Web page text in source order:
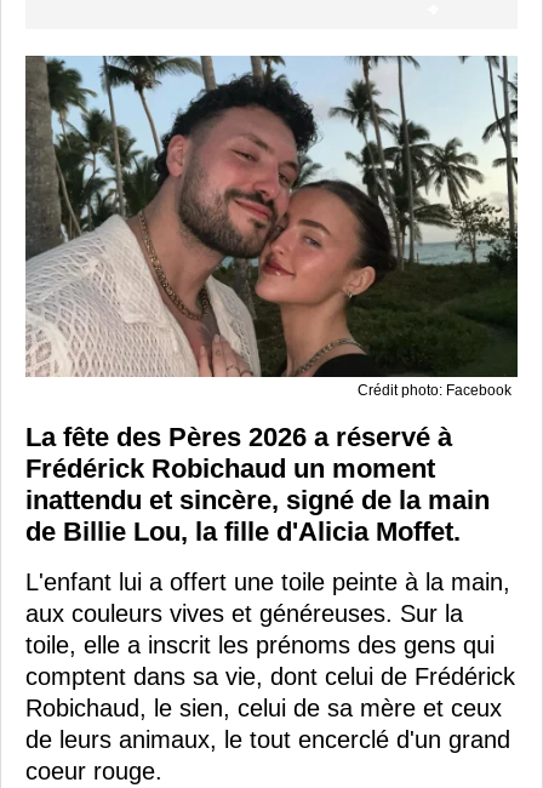
Crédit photo: Facebook
La fête des Pères 2026 a réservé à
Frédérick Robichaud un moment
inattendu et sincère, signé de la main
de Billie Lou, la fille d'Alicia Moffet.
L'enfant lui a offert une toile peinte à la main,
aux couleurs vives et généreuses. Sur la
toile, elle a inscrit les prénoms des gens qui
comptent dans sa vie, dont celui de Frédérick
Robichaud, le sien, celui de sa mère et ceux
de leurs animaux, le tout encerclé d'un grand
coeur rouge.